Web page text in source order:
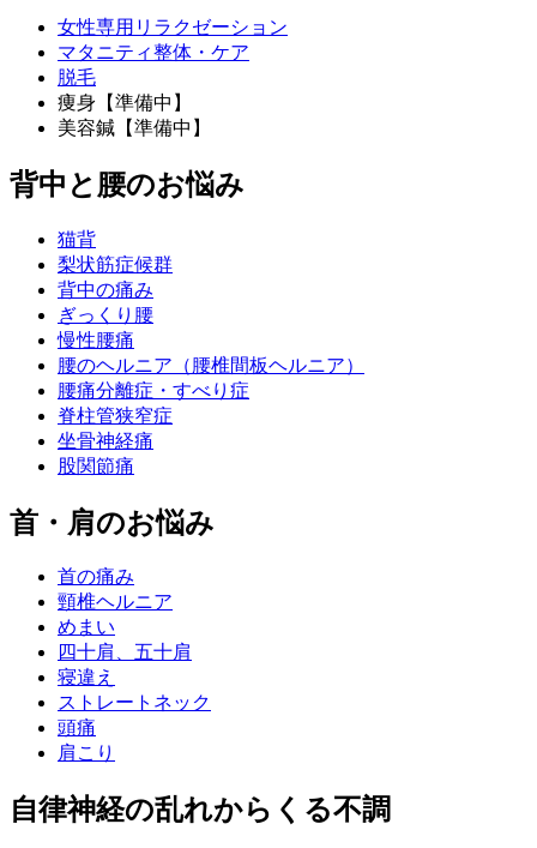
女性専用リラクゼーション
マタニティ整体・ケア
脱毛
痩身【準備中】
美容鍼【準備中】
背中と腰のお悩み
猫背
梨状筋症候群
背中の痛み
ぎっくり腰
慢性腰痛
腰のヘルニア（腰椎間板ヘルニア）
腰痛分離症・すべり症
脊柱管狭窄症
坐骨神経痛
股関節痛
首・肩のお悩み
首の痛み
頸椎ヘルニア
めまい
四十肩、五十肩
寝違え
ストレートネック
頭痛
肩こり
自律神経の乱れからくる不調